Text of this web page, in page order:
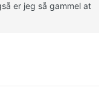
er jeg så gammel at